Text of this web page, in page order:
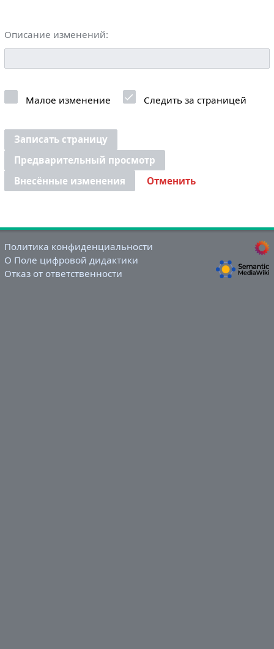
Описание изменений:
Малое изменение Следить за страницей
Записать страницу
Предварительный просмотр
Внесённые изменения
Отменить
Политика конфиденциальности
О Поле цифровой дидактики
Отказ от ответственности